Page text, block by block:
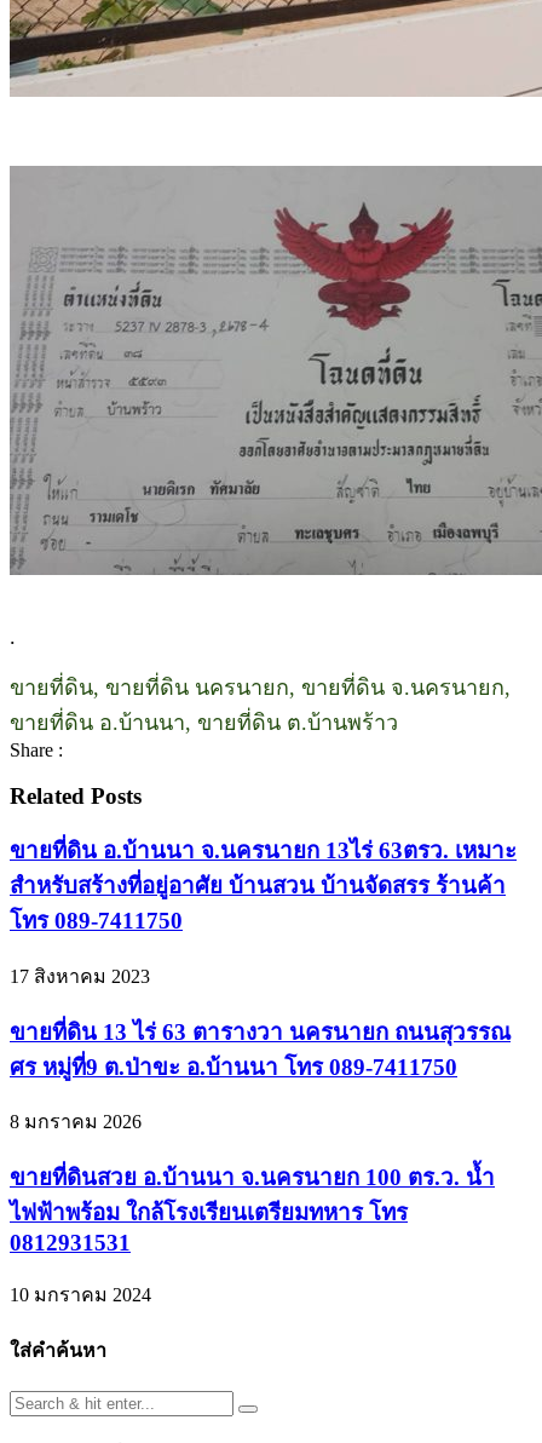
.
ขายที่ดิน, ขายที่ดิน นครนายก, ขายที่ดิน จ.นครนายก,
ขายที่ดิน อ.บ้านนา, ขายที่ดิน ต.บ้านพร้าว
Share :
Related Posts
ขายที่ดิน อ.บ้านนา จ.นครนายก 13ไร่ 63ตรว. เหมาะ
สำหรับสร้างที่อยู่อาศัย บ้านสวน บ้านจัดสรร ร้านค้า
โทร 089-7411750
17 สิงหาคม 2023
ขายที่ดิน 13 ไร่ 63 ตารางวา นครนายก ถนนสุวรรณ
ศร หมู่ที่9 ต.ป่าขะ อ.บ้านนา โทร 089-7411750
8 มกราคม 2026
ขายที่ดินสวย อ.บ้านนา จ.นครนายก 100 ตร.ว. น้ำ
ไฟฟ้าพร้อม ใกล้โรงเรียนเตรียมทหาร โทร
0812931531
10 มกราคม 2024
ใส่คำค้นหา